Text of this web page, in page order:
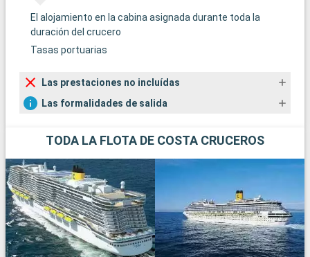
El alojamiento en la cabina asignada durante toda la
duración del crucero
Tasas portuarias
Las prestaciones no incluídas
Las formalidades de salida
TODA LA FLOTA DE COSTA CRUCEROS